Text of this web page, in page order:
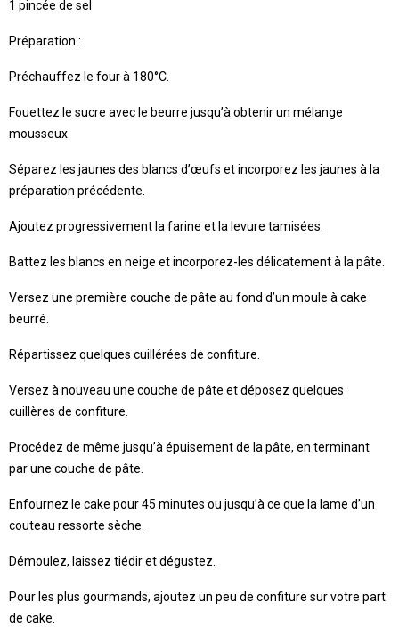
1 pincée de sel
Préparation :
Préchauffez le four à 180°C.
Fouettez le sucre avec le beurre jusqu’à obtenir un mélange
mousseux.
Séparez les jaunes des blancs d’œufs et incorporez les jaunes à la
préparation précédente.
Ajoutez progressivement la farine et la levure tamisées.
Battez les blancs en neige et incorporez-les délicatement à la pâte.
Versez une première couche de pâte au fond d’un moule à cake
beurré.
Répartissez quelques cuillérées de confiture.
Versez à nouveau une couche de pâte et déposez quelques
cuillères de confiture.
Procédez de même jusqu’à épuisement de la pâte, en terminant
par une couche de pâte.
Enfournez le cake pour 45 minutes ou jusqu’à ce que la lame d’un
couteau ressorte sèche.
Démoulez, laissez tiédir et dégustez.
Pour les plus gourmands, ajoutez un peu de confiture sur votre part
de cake.